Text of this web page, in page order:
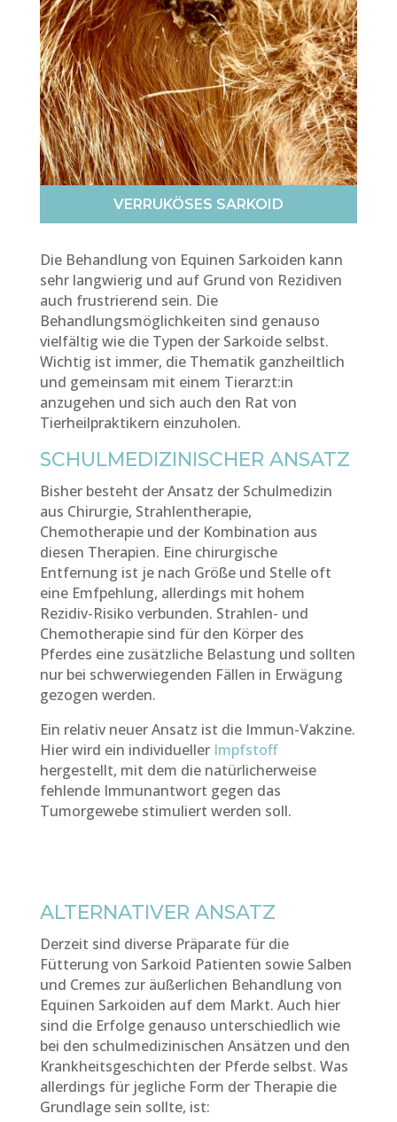
VERRUKÖSES SARKOID
Die Behandlung von Equinen Sarkoiden kann
sehr langwierig und auf Grund von Rezidiven
auch frustrierend sein. Die
Behandlungsmöglichkeiten sind genauso
vielfältig wie die Typen der Sarkoide selbst.
Wichtig ist immer, die Thematik ganzheiltlich
und gemeinsam mit einem Tierarzt:in
anzugehen und sich auch den Rat von
Tierheilpraktikern einzuholen.
SCHULMEDIZINISCHER ANSATZ
Bisher besteht der Ansatz der Schulmedizin
aus Chirurgie, Strahlentherapie,
Chemotherapie und der Kombination aus
diesen Therapien. Eine chirurgische
Entfernung ist je nach Größe und Stelle oft
eine Emfpehlung, allerdings mit hohem
Rezidiv-Risiko verbunden. Strahlen- und
Chemotherapie sind für den Körper des
Pferdes eine zusätzliche Belastung und sollten
nur bei schwerwiegenden Fällen in Erwägung
gezogen werden.
Ein relativ neuer Ansatz ist die Immun-Vakzine.
Hier wird ein individueller Impfstoff
hergestellt, mit dem die natürlicherweise
fehlende Immunantwort gegen das
Tumorgewebe stimuliert werden soll.
ALTERNATIVER ANSATZ
Derzeit sind diverse Präparate für die
Fütterung von Sarkoid Patienten sowie Salben
und Cremes zur äußerlichen Behandlung von
Equinen Sarkoiden auf dem Markt. Auch hier
sind die Erfolge genauso unterschiedlich wie
bei den schulmedizinischen Ansätzen und den
Krankheitsgeschichten der Pferde selbst. Was
allerdings für jegliche Form der Therapie die
Grundlage sein sollte, ist: